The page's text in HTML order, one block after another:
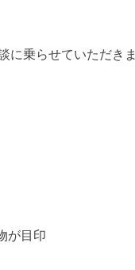
に乗らせていただきま
が目印